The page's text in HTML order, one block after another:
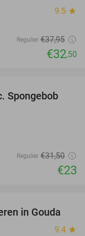
9.5 star
Regulier €37,95
€32,50
27%
Spongebob
Regulier €31,50
€23
46%
in Gouda
9.4 star